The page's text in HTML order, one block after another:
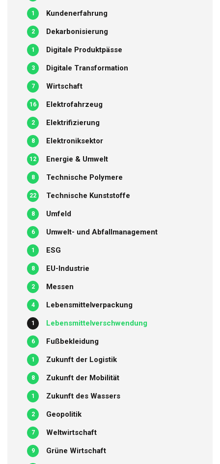
Kundenerfahrung
1
Dekarbonisierung
2
Digitale Produktpässe
1
Digitale Transformation
3
Wirtschaft
7
Elektrofahrzeug
16
Elektrifizierung
2
Elektroniksektor
8
Energie & Umwelt
12
Technische Polymere
8
Technische Kunststoffe
22
Umfeld
8
Umwelt- und Abfallmanagement
6
ESG
1
EU-Industrie
8
Messen
2
Lebensmittelverpackung
4
Lebensmittelverschwendung
1
Fußbekleidung
6
Zukunft der Logistik
1
Zukunft der Mobilität
8
Zukunft des Wassers
1
Geopolitik
2
Weltwirtschaft
7
Grüne Wirtschaft
9